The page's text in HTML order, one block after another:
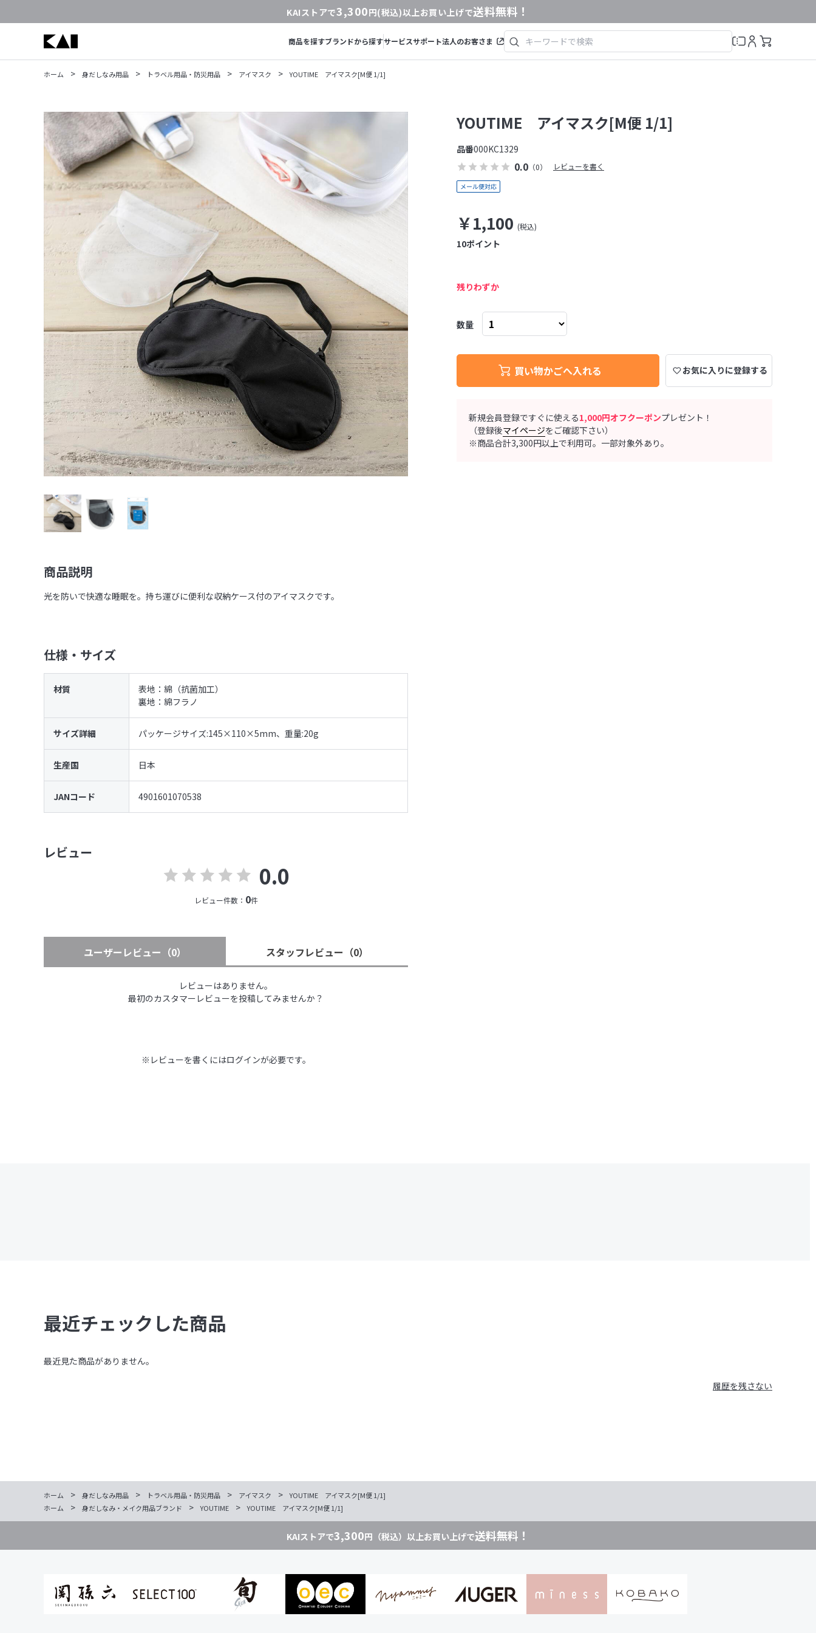
KAIストアで3,300円(税込)以上お買い上げで送料無料！
商品を探すブランドから探すサービスサポート法人のお客さま
ホーム > 身だしなみ用品 > トラベル用品・防災用品 > アイマスク > YOUTIME アイマスク[M便 1/1]
商品説明
光を防いで快適な睡眠を。持ち運びに便利な収納ケース付のアイマスクです。
仕様・サイズ
材質
表地：綿（抗菌加工）
裏地：綿フラノ
サイズ詳細 パッケージサイズ:145×110×5mm、重量:20g
生産国 日本
JANコード 4901601070538
レビュー
0.0
レビュー件数： 0件
ユーザーレビュー （0） スタッフレビュー （0）
レビューはありません。
最初のカスタマーレビューを投稿してみませんか？
※レビューを書くにはログインが必要です。
0.0 （0） レビューを書く
YOUTIME アイマスク[M便 1/1]
￥1,100
品番000KC1329
ポイント
10
残りわずか
数量
買い物かごへ入れる お気に入りに登録する
新規会員登録ですぐに使える1,000円オフクーポンプレゼント！
（登録後マイページをご確認下さい）
※商品合計3,300円以上で利用可。一部対象外あり。
最近チェックした商品
最近見た商品がありません。
履歴を残さない
ホーム > 身だしなみ用品 > トラベル用品・防災用品 > アイマスク >
YOUTIME アイマスク[M便 1/1]
ホーム
> 身だしなみ・メイク用品ブランド > YOUTIME > YOUTIME アイマスク[M便 1/1]
KAIストアで3,300円（税込）以上お買い上げで送料無料！